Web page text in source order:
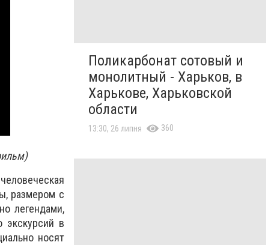
размером с
легендами,
в
носят
Поликарбонат сотовый и
монолитный - Харьков, в
Харькове, Харьковской
области
13:30, 26 липня 360